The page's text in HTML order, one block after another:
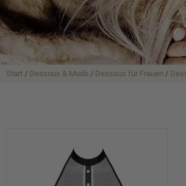
Start / Dessous & Mode / Dessous für Frauen /